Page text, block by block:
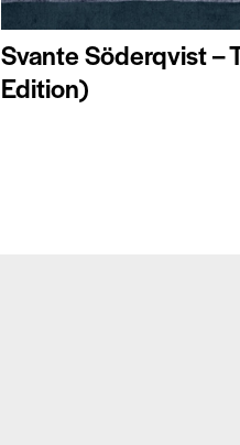
Svante Söderqvist –
Edition)